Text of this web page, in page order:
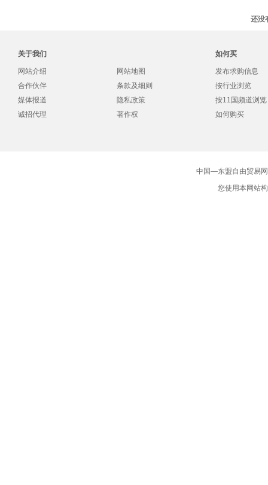
还没
关于我们
网站介绍
合作伙伴
媒体报道
诚招代理
网站地图
条款及细则
隐私政策
著作权
如何买
发布求购信息
按行业浏览
按11国频道浏览
如何购买
中国—东盟自由贸易
您使用本网站